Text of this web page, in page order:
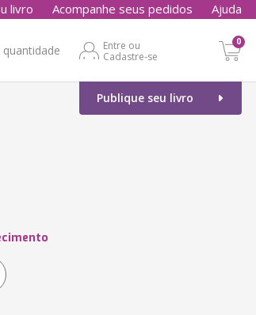
livro Acompanhe seus pedidos Ajuda
Entre ou
Cadastre-se
0
Publique seu livro